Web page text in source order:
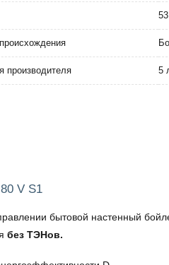
производителя 5
V S1
бытовой настенный
без ТЭНов.